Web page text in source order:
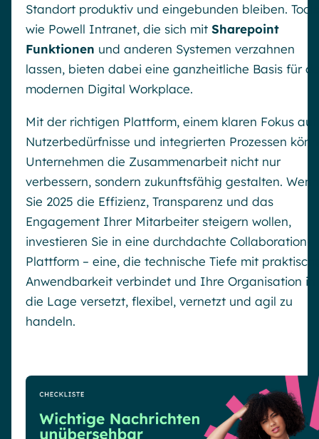
Standort produktiv und eingebunden bleiben. Tools
wie Powell Intranet, die sich mit Sharepoint
Funktionen und anderen Systemen verzahnen
lassen, bieten dabei eine ganzheitliche Basis für
modernen Digital Workplace.
Mit der richtigen Plattform, einem klaren Fokus auf
Nutzerbedürfnisse und integrierten Prozessen
Unternehmen die Zusammenarbeit nicht nur
verbessern, sondern zukunftsfähig gestalten. Wenn
Sie 2025 die Effizienz, Transparenz und das
Engagement Ihrer Mitarbeiter steigern wollen,
investieren Sie in eine durchdachte Collaboration-
Plattform – eine, die technische Tiefe mit
Anwendbarkeit verbindet und Ihre Organisation in
die Lage versetzt, flexibel, vernetzt und agil zu
handeln.